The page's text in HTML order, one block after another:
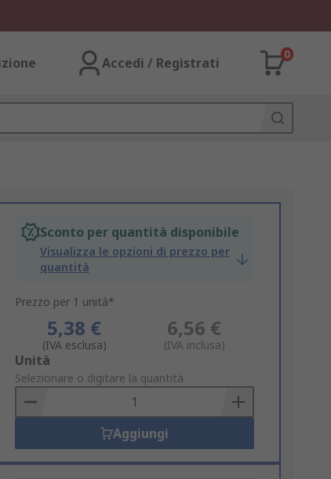
Accedi / Registrati
0
Sconto per quantità disponibile
Visualizza le opzioni di prezzo per
quantità
Prezzo per 1 unità*
5,38 €
(IVA esclusa)
6,56 €
(IVA inclusa)
Add
to
Basket
Unità
Selezionare o digitare la quantità
Aggiungi